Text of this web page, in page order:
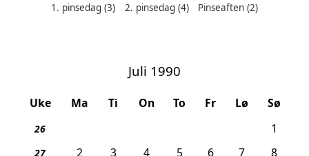
Helligdager denne måneden:
1. pinsedag (3) 2. pinsedag (4) Pinseaften (2)
Juli 1990
Uke Ma Ti On To Fr Lø Sø
26 1
27 2 3 4 5 6 7 8